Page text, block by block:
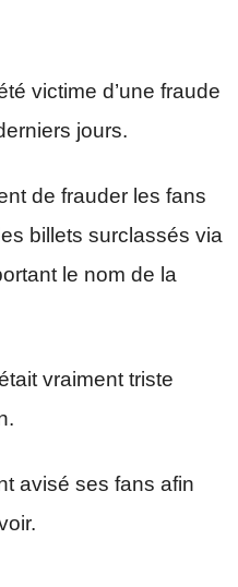
victime d’une fraude
jours.
de frauder les fans
billets surclassés via
le nom de la
vraiment triste
avisé ses fans afin